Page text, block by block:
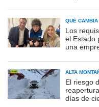
QUÉ
Los
el Estado
una
ALTA
El riesgo
días de